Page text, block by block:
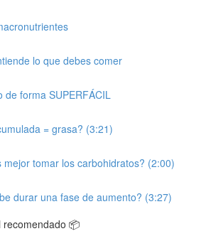
lo que debes comer
de forma SUPERFÁCIL
= grasa? (3:21)
mejor tomar los carbohidratos? (2:00)
durar una fase de aumento? (3:27)
recomendado 📦